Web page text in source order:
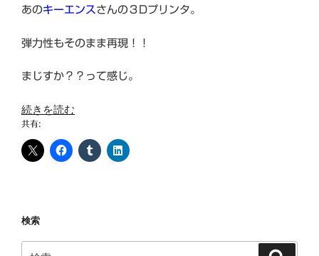
あのキーエンスさんの３Dプリンタ。
弾力性もそのまま再現！！
まじすか？？って感じ。
“シ
リ
コ
ン
３
D
続きを読む
共有:
検索